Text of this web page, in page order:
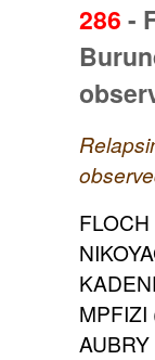
286 -
MPFIZI
AUBRY